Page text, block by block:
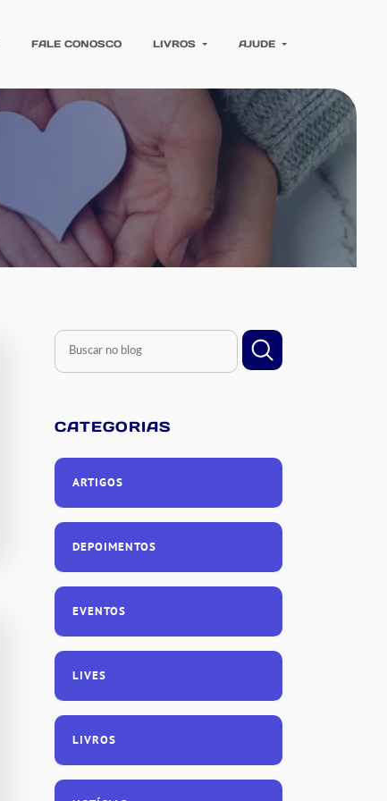
FALE CONOSCO LIVROS AJUDE
CATEGORIAS
ARTIGOS
DEPOIMENTOS
EVENTOS
LIVES
LIVROS